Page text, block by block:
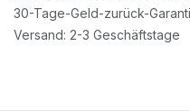
30-Tage-Geld-zurück-
Versand: 2-3 Geschäftstage